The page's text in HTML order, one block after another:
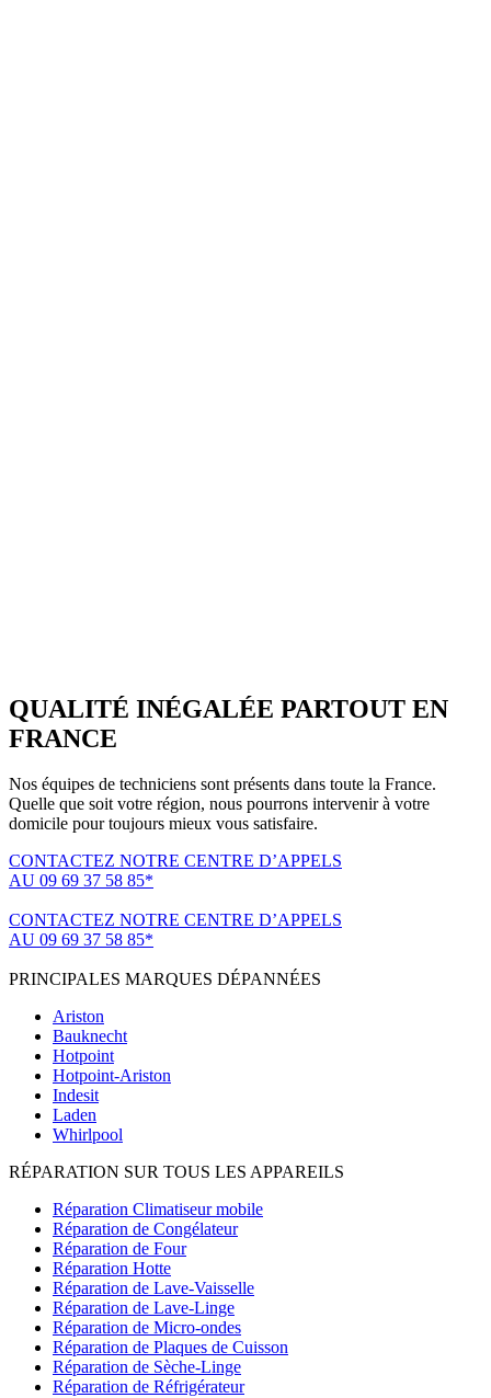
QUALITÉ INÉGALÉE PARTOUT EN
FRANCE
Nos équipes de techniciens sont présents dans toute la France.
Quelle que soit votre région, nous pourrons intervenir à votre
domicile pour toujours mieux vous satisfaire.
CONTACTEZ NOTRE CENTRE D’APPELS
AU 09 69 37 58 85*
CONTACTEZ NOTRE CENTRE D’APPELS
AU 09 69 37 58 85*
PRINCIPALES MARQUES DÉPANNÉES
Ariston
Bauknecht
Hotpoint
Hotpoint-Ariston
Indesit
Laden
Whirlpool
RÉPARATION SUR TOUS LES APPAREILS
Réparation Climatiseur mobile
Réparation de Congélateur
Réparation de Four
Réparation Hotte
Réparation de Lave-Vaisselle
Réparation de Lave-Linge
Réparation de Micro-ondes
Réparation de Plaques de Cuisson
Réparation de Sèche-Linge
Réparation de Réfrigérateur